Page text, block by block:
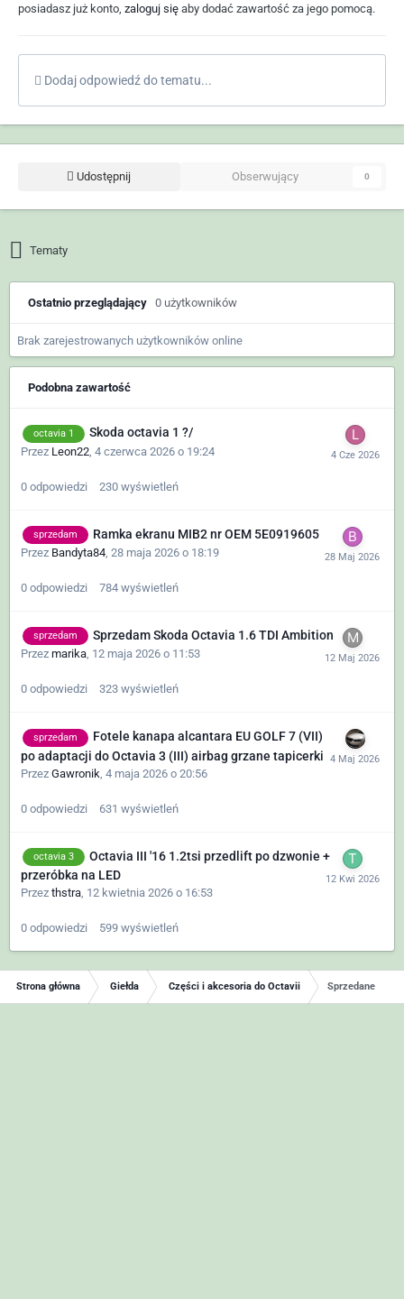
posiadasz już konto, zaloguj się aby dodać zawartość za jego pomocą.
Dodaj odpowiedź do tematu...
Udostępnij Obserwujący 0
Tematy
Ostatnio przeglądający 0 użytkowników
Brak zarejestrowanych użytkowników online
Podobna zawartość
octavia 1 Skoda octavia 1 ?/
Przez Leon22 4 czerwca 2026 o 19:24
0 odpowiedzi 230 wyświetleń
sprzedam Ramka ekranu MIB2 nr OEM 5E0919605
Przez Bandyta84, 28 maja 2026 o 18:19
0 odpowiedzi 784 wyświetleń
sprzedam Sprzedam Skoda Octavia 1.6 TDI Ambition
Przez marika, 12 maja 2026 o 11:53
0 odpowiedzi 323 wyświetleń
sprzedam
Fotele kanapa alcantara EU GOLF 7 (VII)
po adaptacji do Octavia 3 (III) airbag grzane tapicerki
Przez Gawronik 4 maja 2026 o 20:56
0 odpowiedzi 631 wyświetleń
octavia 3
Octavia III '16 1.2tsi przedlift po dzwonie +
przeróbka na LED
Przez thstra, 12 kwietnia 2026 o 16:53
0 odpowiedzi 599 wyświetleń
Strona główna Giełda Części i akcesoria do Octavii Sprzedane